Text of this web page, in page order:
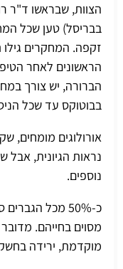
הצוות, שבראשו ד"ר
בבריסל) טען שכל
זקפה. המחקרים
הראשונים לאחר
הברורה, יש צורך
בבוטוקס עד שכל
אורולוגים מומחים,
נראות הגיונית, אבל
נוספים.
כ-50% מכל
מסוים בחייהם.
מוקדמת, ירידה